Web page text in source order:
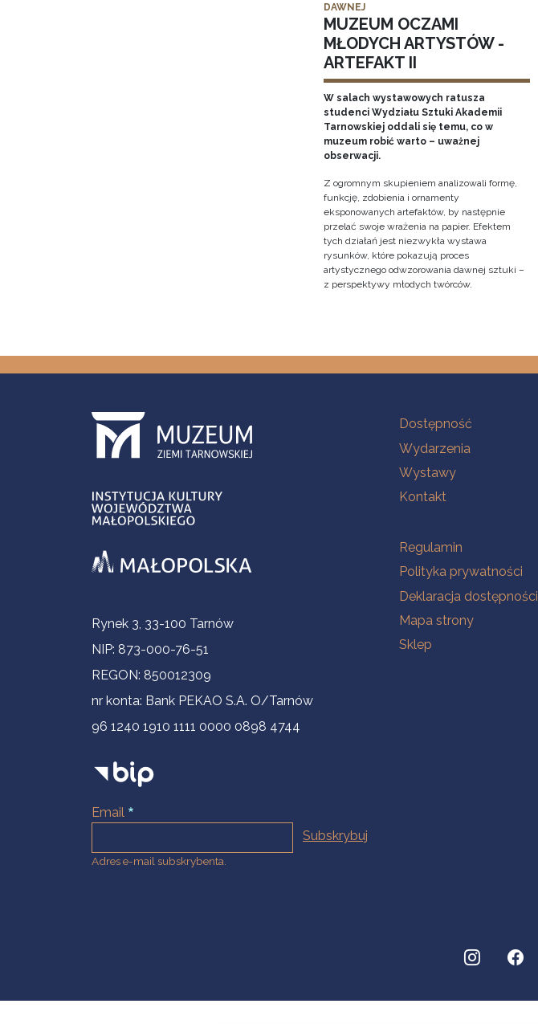
DAWNEJ
MUZEUM OCZAMI
MŁODYCH ARTYSTÓW -
ARTEFAKT II
W salach wystawowych ratusza
studenci Wydziału Sztuki Akademii
Tarnowskiej oddali się temu, co w
muzeum robić warto – uważnej
obserwacji.
Z ogromnym skupieniem analizowali formę,
funkcję, zdobienia i ornamenty
eksponowanych artefaktów, by następnie
przelać swoje wrażenia na papier. Efektem
tych działań jest niezwykła wystawa
rysunków, które pokazują proces
artystycznego odwzorowania dawnej sztuki –
z perspektywy młodych twórców.
Informacje kontaktowe
Rynek 3, 33-100 Tarnów
NIP: 873-000-76-51
REGON: 850012309
nr konta: Bank PEKAO S.A. O/Tarnów
96 1240 1910 1111 0000 0898 4744
Email
Adres e-mail subskrybenta.
Na skróty
Dostępność
Wydarzenia
Wystawy
Kontakt
Na skróty
Regulamin
Polityka prywatności
Deklaracja dostępności
Mapa strony
Sklep